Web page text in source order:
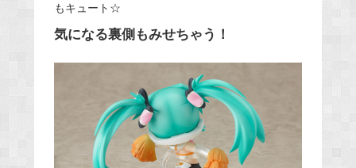
もキュート☆
気になる裏側もみせちゃう！